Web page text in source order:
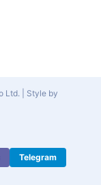
Ltd.
Style by
Telegram